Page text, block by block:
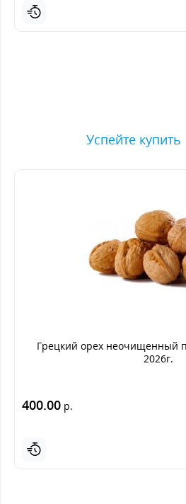
Успейте купить
Грецкий орех неочищенный
2026г.
400.00 р.